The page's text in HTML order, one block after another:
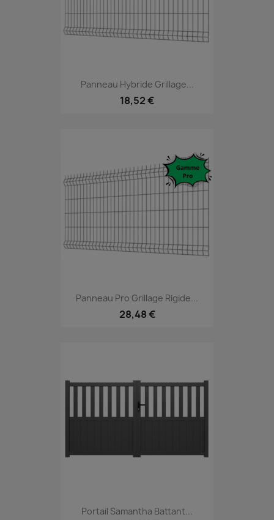
Panneau Hybride Grillage...
18,52 €
Panneau Pro Grillage Rigide...
28,48 €
Portail Samantha Battant...